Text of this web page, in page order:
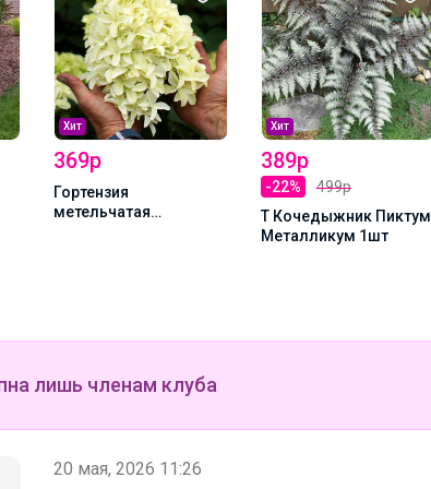
Хит
369р
Гортензия
метельчатая
Хит
389р
-22%
499р
Т Кочедыжник Пиктум
Металликум 1шт
лишь членам клуба
20 мая, 2026 11:26